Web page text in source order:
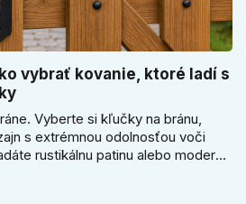
vybrať kovanie, ktoré ladí s
Vyberte si kľučky na bránu,
s extrémnou odolnosťou voči
rustikálnu patinu alebo moderné
vstup kvalitou, ktorá prežije